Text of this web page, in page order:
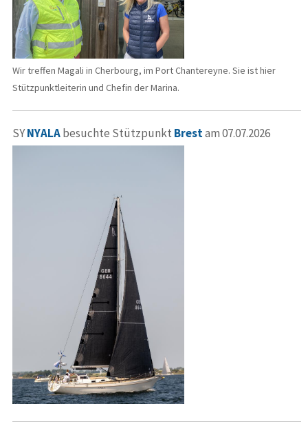
Wir treffen Magali in Cherbourg, im Port Chantereyne. Sie ist hier
Stützpunktleiterin und Chefin der Marina.
SYNYALAbesuchte Stützpunkt Brestam 07.07.2026